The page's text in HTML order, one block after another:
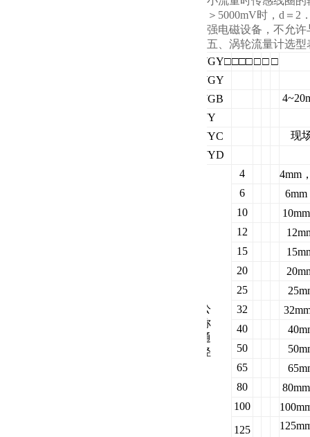
＞5000mV时，d＝
强电磁设备，不允
五、涡轮流量计选型
LWGY□□□□□□ □
LWGY
LWGB
4
LWY
LWYC
现
LWYD
公
称
通
径
4 4mm
6
6mm
10
10mm
12
15
20
25
32
40
50
65
80
80mm
100
125